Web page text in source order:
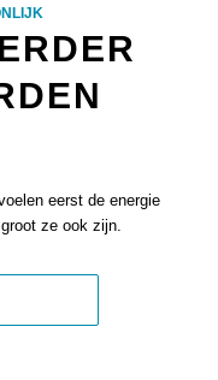
eerst de energie
ze ook zijn.